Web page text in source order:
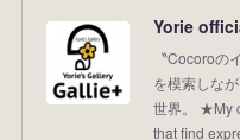
Yorie
〝Cocoroの
を模索しな
世界。 ★My
that find